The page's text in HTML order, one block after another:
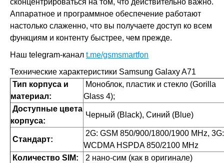
сконцентрироваться на том, что действительно важно.
Аппаратное и программное обеспечение работают
настолько слаженно, что вы получаете доступ ко всем
функциям и контенту быстрее, чем прежде.
Наш telegram-канал t.me/gsmsmartfon
Технические характеристики Samsung Galaxy A71
Тип корпуса и
материал:
Моноблок, пластик и стекло (Gorilla
Glass 4);
Доступные цвета
корпуса:
Черный (Black), Синий (Blue)
Стандарт:
2G: GSM 850/900/1800/1900 MHz, 3G:
WCDMA HSPDA 850/2100 MHz
Количество SIM:
2 нано-сим (как в оригинале)